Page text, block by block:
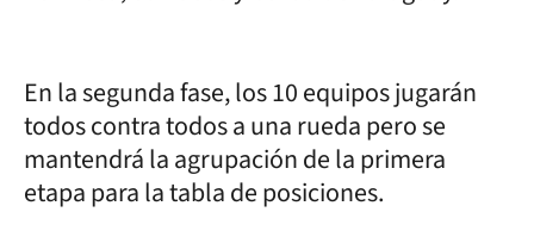
En la segunda fase, los 10 equipos jugarán
todos contra todos a una rueda pero se
mantendrá la agrupación de la primera
etapa para la tabla de posiciones.